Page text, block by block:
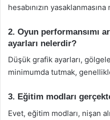
hesabınızın
2. Oyun performansımı
ayarları nelerdir?
Düşük grafik ayarları,
minimumda tutmak,
3. Eğitim modları
Evet, eğitim modları, nişan